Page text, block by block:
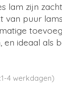
lam zijn
van puur
ideaal als
4 werkdagen)